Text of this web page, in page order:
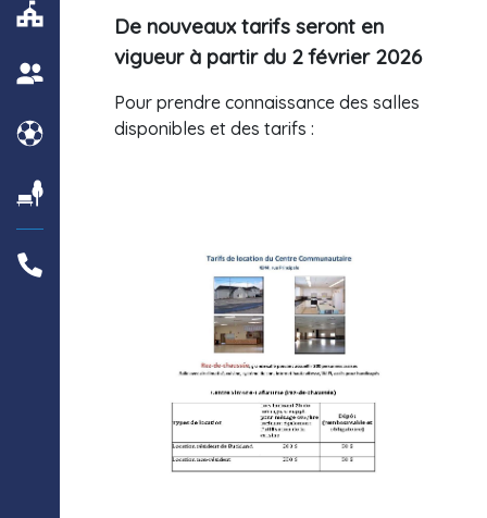
De nouveaux tarifs seront en
vigueur à partir du 2 février 2026
Pour prendre connaissance des salles
disponibles et des tarifs :